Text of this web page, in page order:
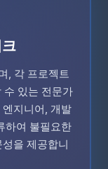
, 각 프로젝트
수 있는 전문가
지니어, 개발
하여 불필요한
을 제공합니